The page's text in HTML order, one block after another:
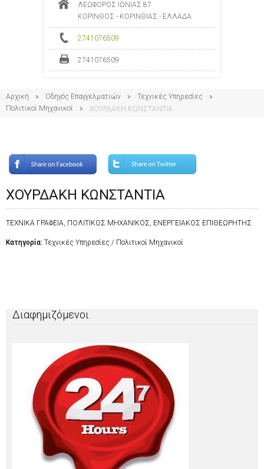
ΛΕΩΦΟΡΟΣ ΙΩΝΙΑΣ 87
ΚΟΡΙΝΘΟΣ - ΚΟΡΙΝΘΙΑΣ - ΕΛΛΑΔΑ
2741076509
2741076509
Αρχική Οδηγός Επαγγελματιών
Τεχνικές Υπηρεσίες
Πολιτικοί Μηχανικοί
ΧΟΥΡΔΑΚΗ ΚΩΝΣΤΑΝΤΙΑ
ΧΟΥΡΔΑΚΗ ΚΩΝΣΤΑΝΤΙΑ
ΤΕΧΝΙΚΑ ΓΡΑΦΕΙΑ, ΠΟΛΙΤΙΚΟΣ ΜΗΧΑΝΙΚΟΣ, ΕΝΕΡΓΕΙΑΚΟΣ ΕΠΙΘΕΩΡΗΤΗΣ
Κατηγορία: Τεχνικές Υπηρεσίες / Πολιτικοί Μηχανικοί
Διαφημιζόμενοι